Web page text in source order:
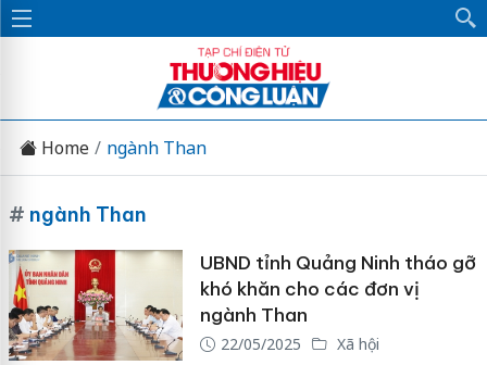
Home ngành Than
# ngành Than
UBND tỉnh Quảng Ninh tháo gỡ
khó khăn cho các đơn vị
ngành Than
22/05/2025 Xã hội